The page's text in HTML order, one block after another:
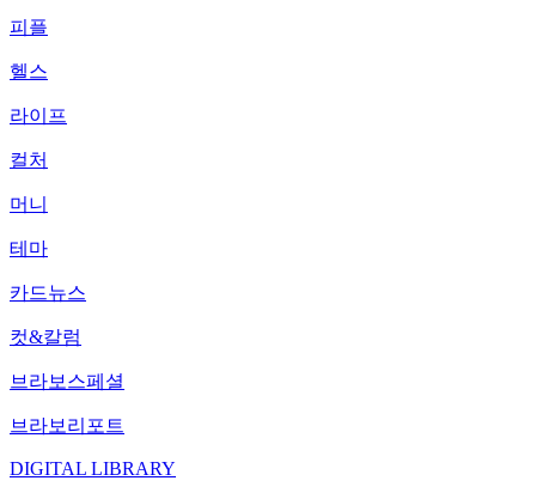
피플
헬스
라이프
컬처
머니
테마
카드뉴스
컷&칼럼
브라보스페셜
브라보리포트
DIGITAL LIBRARY